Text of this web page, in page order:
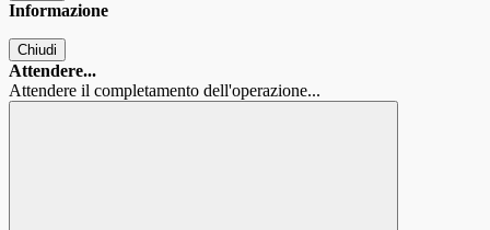
Informazione
Chiudi
Attendere...
Attendere il completamento dell'operazione...